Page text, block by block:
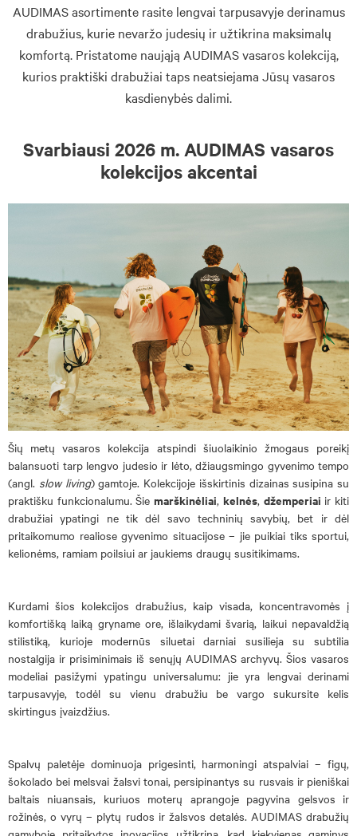
AUDIMAS asortimente rasite lengvai tarpusavyje derinamus
drabužius, kurie nevaržo judesių ir užtikrina maksimalų
komfortą. Pristatome naująją AUDIMAS vasaros kolekciją,
kurios praktiški drabužiai taps neatsiejama Jūsų vasaros
kasdienybės dalimi.
Svarbiausi 2026 m. AUDIMAS vasaros
kolekcijos akcentai
Šių metų vasaros kolekcija atspindi šiuolaikinio žmogaus poreikį
balansuoti tarp lengvo judesio ir lėto, džiaugsmingo gyvenimo tempo
(angl. slow living) gamtoje. Kolekcijoje išskirtinis dizainas susipina su
praktišku funkcionalumu. Šiemarškinėliai, kelnės, džemperiai ir kiti
drabužiai ypatingi ne tik dėl savo techninių savybių, bet ir dėl
pritaikomumo realiose gyvenimo situacijose – jie puikiai tiks sportui,
kelionėms, ramiam poilsiui ar jaukiems draugų susitikimams.
Kurdami šios kolekcijos drabužius, kaip visada, koncentravomės į
komfortišką laiką gryname ore, išlaikydami švarią, laikui nepavaldžią
stilistiką, kurioje modernūs siluetai darniai susilieja su subtilia
nostalgija ir prisiminimais iš senųjų AUDIMAS archyvų. Šios vasaros
modeliai pasižymi ypatingu universalumu: jie yra lengvai derinami
tarpusavyje, todėl su vienu drabužiu be vargo sukursite kelis
skirtingus įvaizdžius.
Spalvų paletėje dominuoja prigesinti, harmoningi atspalviai – figų,
šokolado bei melsvai žalsvi tonai, persipinantys su rusvais ir pieniškai
baltais niuansais, kuriuos moterų aprangoje pagyvina gelsvos ir
rožinės, o vyrų – plytų rudos ir žalsvos detalės. AUDIMAS drabužių